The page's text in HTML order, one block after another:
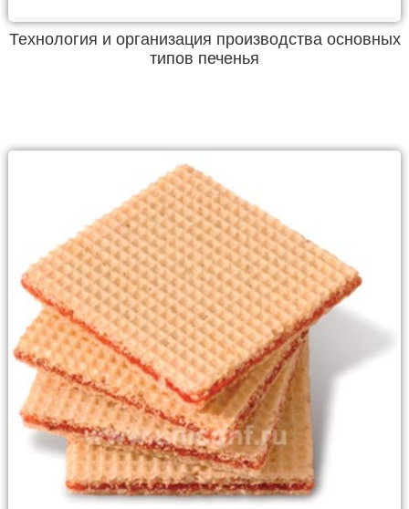
Технология и организация производства основных
типов печенья